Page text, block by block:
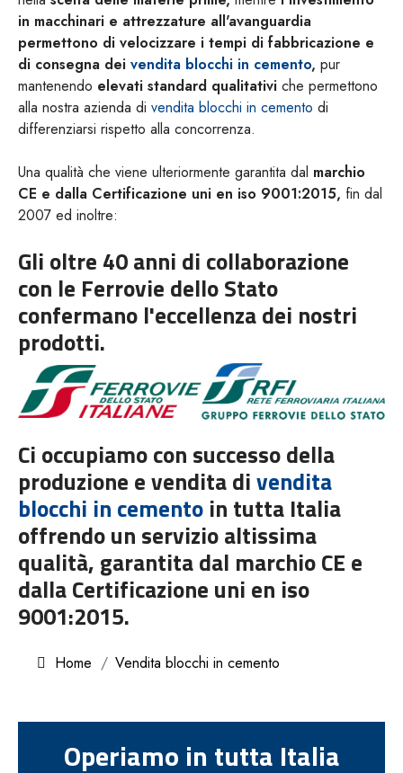
in macchinari e attrezzature all'avanguardia
permettono di velocizzare i tempi di fabbricazione e
di consegna dei vendita blocchi in cemento, pur
mantenendo elevati standard qualitativi che permettono
alla nostra azienda di vendita blocchi in cemento di
differenziarsi rispetto alla concorrenza.
Una qualità che viene ulteriormente garantita dal marchio
CE e dalla Certificazione uni en iso 9001:2015, fin dal
2007 ed inoltre:
Gli oltre 40 anni di collaborazione
con le Ferrovie dello Stato
confermano l'eccellenza dei nostri
prodotti.
Ci occupiamo con successo della
produzione e vendita divendita
blocchi in cemento in tutta Italia
offrendo un servizio altissima
qualità, garantita dal marchio CE e
dalla Certificazione uni en iso
9001:2015.
Home Vendita blocchi in cemento
Operiamo in tutta Italia